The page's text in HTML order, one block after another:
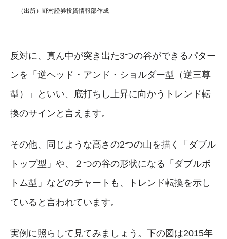
（出所）野村證券投資情報部作成
反対に、真ん中が突き出た3つの谷ができるパター
ンを「逆ヘッド・アンド・ショルダー型（逆三尊
型）」といい、底打ちし上昇に向かうトレンド転
換のサインと言えます。
その他、同じような高さの2つの山を描く「ダブル
トップ型」や、２つの谷の形状になる「ダブルボ
トム型」などのチャートも、トレンド転換を示し
ていると言われています。
実例に照らして見てみましょう。下の図は2015年